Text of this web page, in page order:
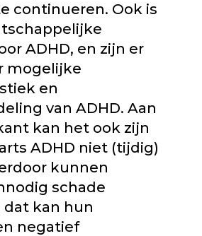
continueren. Ook is
ADHD, en zijn er
mogelijke
en
van ADHD. Aan
kan het ook zijn
ADHD niet (tijdig)
kunnen
schade
kan hun
negatief